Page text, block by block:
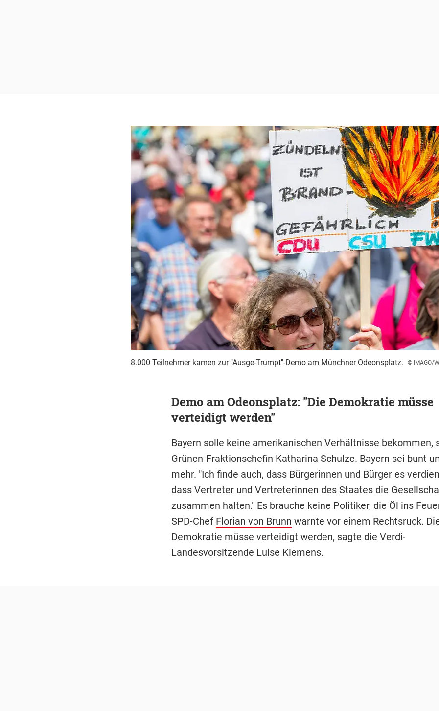
8.000 Teilnehmer kamen zur "Ausge-Trumpt"-Demo am Münchner Odeonsplatz. © IMAGO/
Demo am Odeonsplatz: "Die Demokratie müsse
verteidigt werden"
Bayern solle keine amerikanischen Verhältnisse bekommen,
Grünen-Fraktionschefin Katharina Schulze. Bayern sei bunt
mehr. "Ich finde auch, dass Bürgerinnen und Bürger es
dass Vertreter und Vertreterinnen des Staates die
zusammen halten." Es brauche keine Politiker, die Öl ins
SPD-Chef Florian von Brunn warnte vor einem Rechtsruck.
Demokratie müsse verteidigt werden, sagte die Verdi-
Landesvorsitzende Luise Klemens.